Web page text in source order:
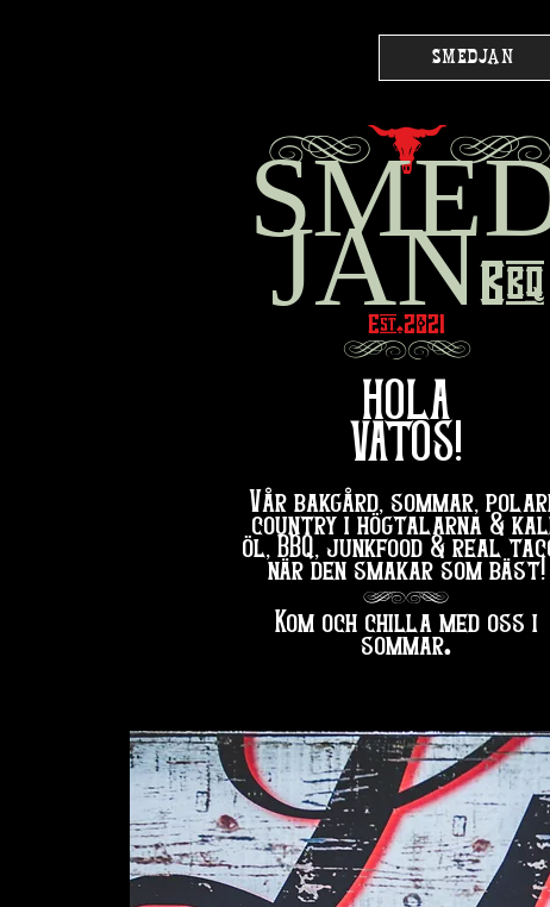
SMEDJAN
glh
JANBbq
Est♠︎2021
hg
HOLA
VATOS!
Vår bakgård, sommar,
country i högtalarna &
öl, BBQ, junkfood & real
när den smakar som bäst!
hg
Kom och chilla med oss i
sommar.